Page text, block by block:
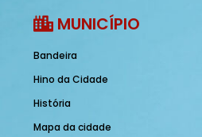
MUNICÍPIO
Bandeira
Hino da Cidade
História
Mapa da cidade